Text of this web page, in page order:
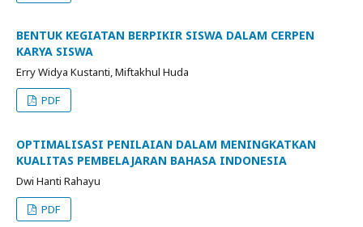
BENTUK KEGIATAN BERPIKIR SISWA DALAM CERPEN
KARYA SISWA
Erry Widya Kustanti, Miftakhul Huda
PDF
OPTIMALISASI PENILAIAN DALAM MENINGKATKAN
KUALITAS PEMBELAJARAN BAHASA INDONESIA
Dwi Hanti Rahayu
PDF